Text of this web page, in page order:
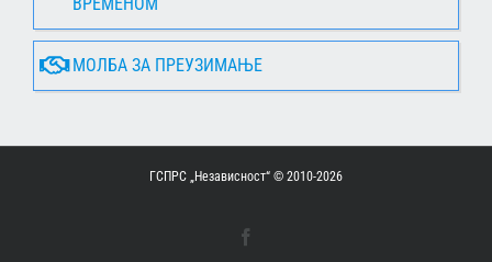
МОЛБА ЗА ПРЕУЗИМАЊЕ
ГСПРС „Независност“ © 2010-2026